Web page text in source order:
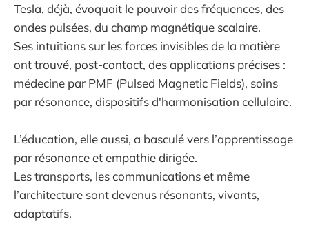
Tesla, déjà, évoquait le pouvoir des fréquences, des
ondes pulsées, du champ magnétique scalaire.
Ses intuitions sur les forces invisibles de la matière
ont trouvé, post-contact, des applications précises :
médecine par PMF (Pulsed Magnetic Fields), soins
par résonance, dispositifs d'harmonisation cellulaire.
L’éducation, elle aussi, a basculé vers l’apprentissage
par résonance et empathie dirigée.
Les transports, les communications et même
l’architecture sont devenus résonants, vivants,
adaptatifs.